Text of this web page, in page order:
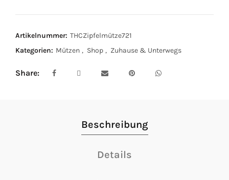
Artikelnummer: THCZipfelmütze721
Kategorien: Mützen , Shop , Zuhause & Unterwegs
Share
Beschreibung
Details